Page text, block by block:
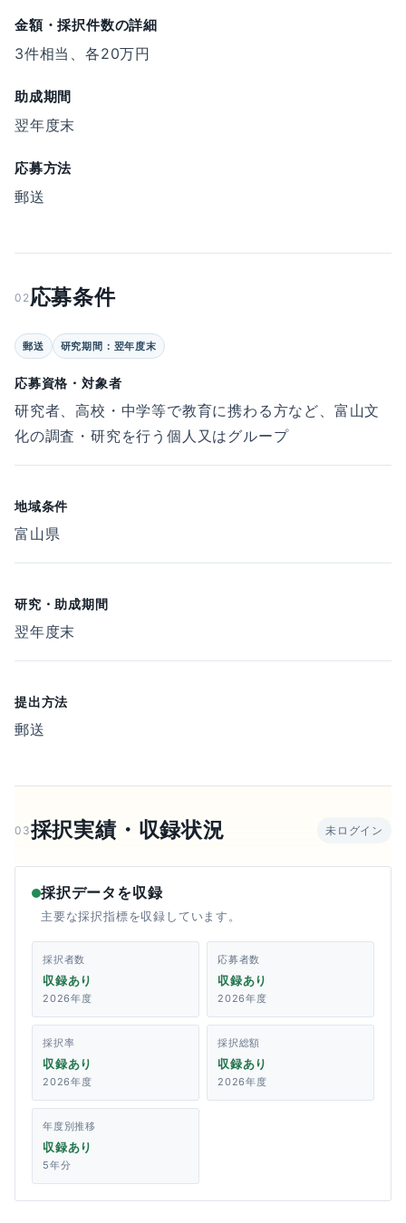
金額・採択件数の詳細
3件相当、各20万円
助成期間
翌年度末
応募方法
郵送
02 応募条件
郵送 研究期間：翌年度末
応募資格・対象者
研究者、高校・中学等で教育に携わる方など、富山文
化の調査・研究を行う個人又はグループ
地域条件
富山県
研究・助成期間
翌年度末
提出方法
郵送
03採択実績・収録状況 未ログイン
採択データを収録
主要な採択指標を収録しています。
採択者数
収録あり
2026年度
応募者数
収録あり
2026年度
採択率
収録あり
2026年度
採択総額
収録あり
2026年度
年度別推移
収録あり
5年分